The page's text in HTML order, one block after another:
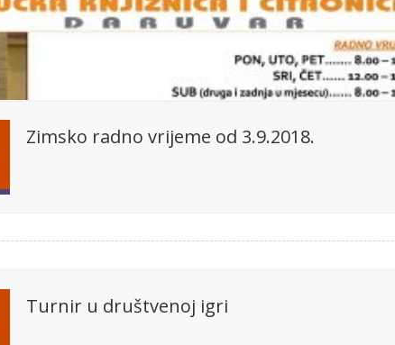
Zimsko radno vrijeme od 3.9.2018.
Turnir u društvenoj igri